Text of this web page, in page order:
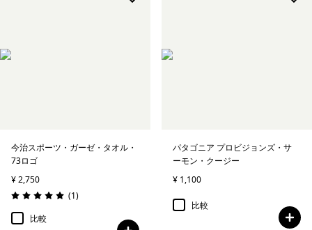
今治スポーツ・ガーゼ・タオル・
73ロゴ
¥ 2,750
評価: 5.0 / 5
(1レビュー
)
比較
パタゴニア プロビジョンズ・サ
ーモン・クージー
¥ 1,100
比較